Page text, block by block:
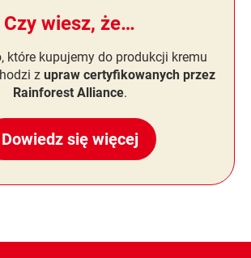
Czy wiesz, że…
które kupujemy do produkcji kremu
z upraw certyfikowanych przez
Rainforest Alliance.
Dowiedz się więcej